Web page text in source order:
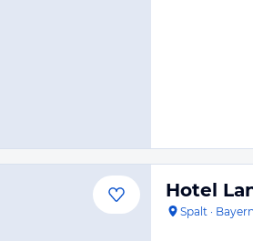
Hotel
Spalt · Bayern